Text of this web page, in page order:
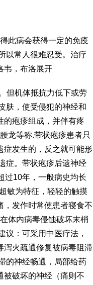
此病会获得一定的免疫
以常人很难忍受。治疗
韦，布洛展开
但机体抵抗力低下或劳
肤，使受侵犯的神经和
的疱疹组成，并伴有疼
龙等称.带状疱疹患者只
症发生的，反之就可能形
症。带状疱疹后遗神经
过10年，一般病史均长
敏为特征，轻轻的触摸
，发作时常使患者寝食不
体内病毒侵蚀破坏末梢
议：可采用中医疗法，
泻火疏通修复被病毒阻滞
的神经畅通，局部给药
被破坏的神经（痛则不